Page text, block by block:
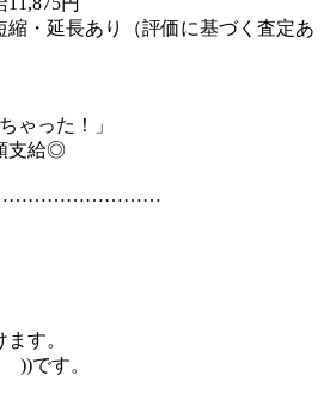
縮・延長あり（評価に基づく査定あ
ゃった！」
支給◎
す。
))です。